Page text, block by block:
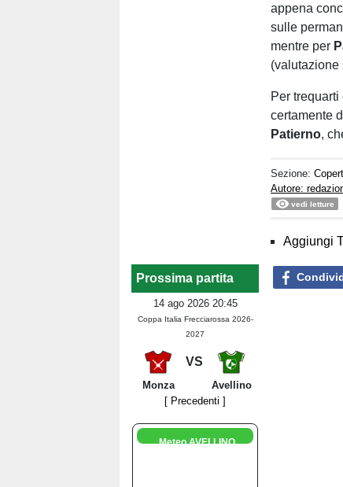
Prossima partita
14 ago 2026 20:45
Coppa Italia Frecciarossa 2026-
2027
VS
Monza
Avellino
[ Precedenti ]
Meteo AVELLINO
appena
sulle
mentre per
(valutazione
Per
certamente
Patierno,
Sezione:
Autore:
vedi letture
Aggiungi